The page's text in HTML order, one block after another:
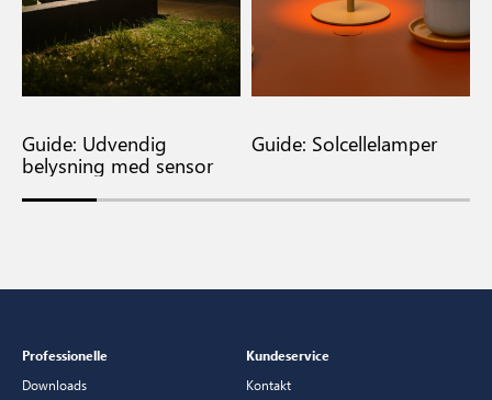
Guide: Udvendig
belysning med sensor
Guide: Solcellelamper
Professionelle
Downloads
Kundeservice
Kontakt